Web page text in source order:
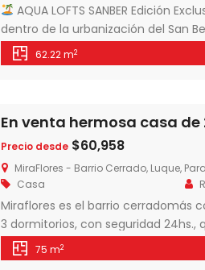
AQUA LOFTS SANBER Edición
dentro de la urbanización del San
inteligente + calidad de vida.
privacidad, tranquilidad y mayor
62.22 m2
Precio desde $60,958
MiraFlores - Barrio Cerrado, Luque,
Casa
Miraflores es el barrio cerradomás
3 dormitorios, con seguridad 24hs.,
tendrás acceso a: quinchos,
y mucho más. 7% […]
75 m2